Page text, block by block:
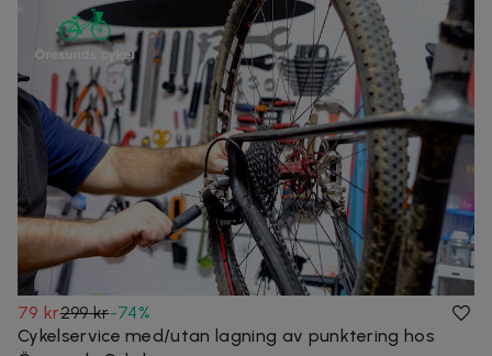
79 kr299 kr-74%
Cykelservice med/utan lagning av punktering hos